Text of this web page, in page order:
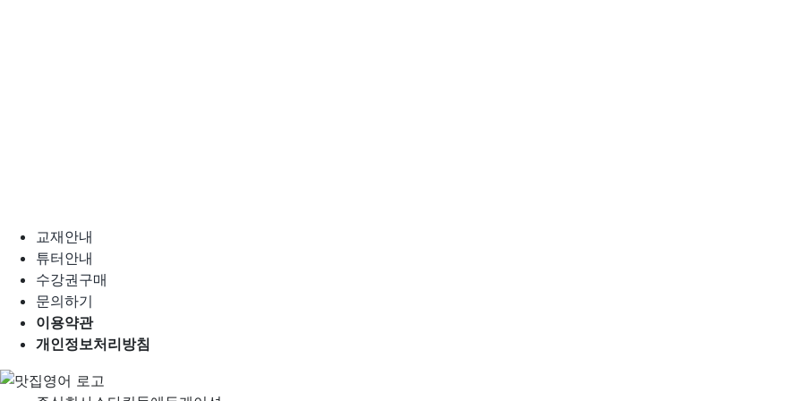
교재안내
튜터안내
수강권구매
문의하기
이용약관
개인정보처리방침